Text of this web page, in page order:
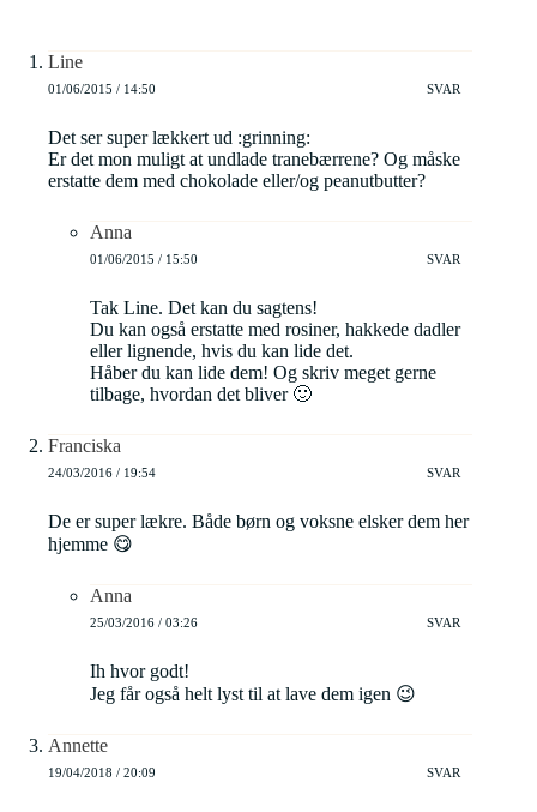
Line
01/06/2015 / 14:50 SVAR
Det ser super lækkert ud :grinning:
Er det mon muligt at undlade tranebærrene? Og måske
erstatte dem med chokolade eller/og peanutbutter?
Anna
01/06/2015 / 15:50 SVAR
Tak Line. Det kan du sagtens!
Du kan også erstatte med rosiner, hakkede dadler
eller lignende, hvis du kan lide det.
Håber du kan lide dem! Og skriv meget gerne
tilbage, hvordan det bliver 🙂
Franciska
24/03/2016 / 19:54 SVAR
De er super lækre. Både børn og voksne elsker dem her
hjemme 😋
Anna
25/03/2016 / 03:26 SVAR
Ih hvor godt!
Jeg får også helt lyst til at lave dem igen 😉
Annette
19/04/2018 / 20:09 SVAR